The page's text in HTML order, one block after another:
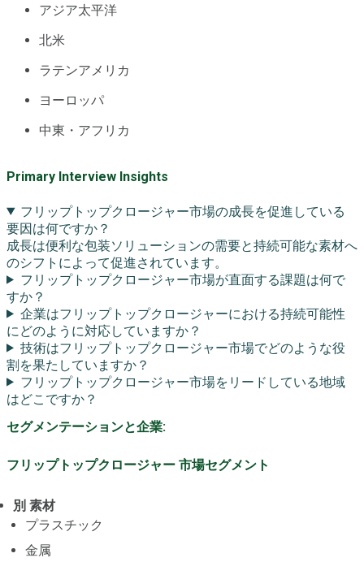
アジア太平洋
北米
ラテンアメリカ
ヨーロッパ
中東・アフリカ
Primary Interview Insights
フリップトップクロージャー市場の成長を促進している
要因は何ですか？
成長は便利な包装ソリューションの需要と持続可能な素材へ
のシフトによって促進されています。
フリップトップクロージャー市場が直面する課題は何で
すか？
企業はフリップトップクロージャーにおける持続可能性
にどのように対応していますか？
技術はフリップトップクロージャー市場でどのような役
割を果たしていますか？
フリップトップクロージャー市場をリードしている地域
はどこですか？
セグメンテーションと企業:
フリップトップクロージャー 市場セグメント
別 素材
プラスチック
金属